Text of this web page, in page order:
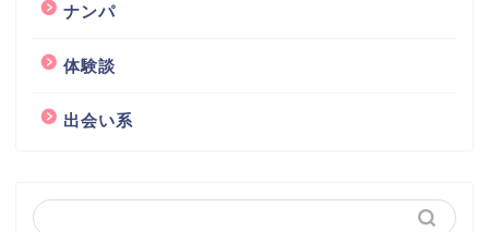
ナンパ
体験談
出会い系